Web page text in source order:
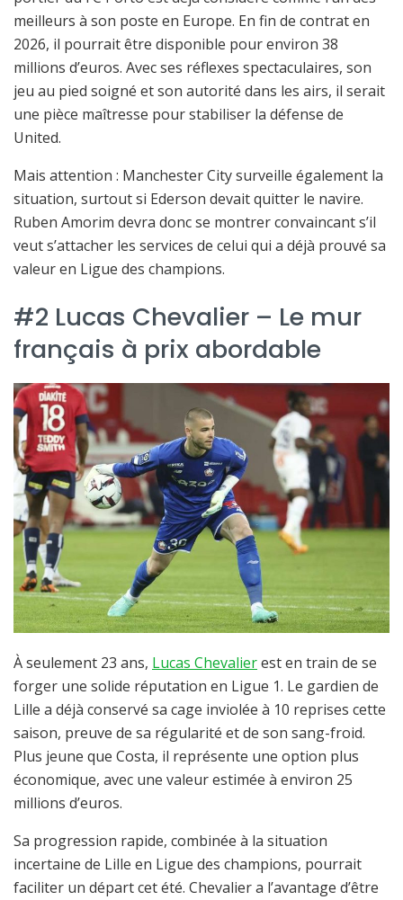
meilleurs à son poste en Europe. En fin de contrat en
2026, il pourrait être disponible pour environ 38
millions d’euros. Avec ses réflexes spectaculaires, son
jeu au pied soigné et son autorité dans les airs, il serait
une pièce maîtresse pour stabiliser la défense de
United.
Mais attention : Manchester City surveille également la
situation, surtout si Ederson devait quitter le navire.
Ruben Amorim devra donc se montrer convaincant s’il
veut s’attacher les services de celui qui a déjà prouvé sa
valeur en Ligue des champions.
#2 Lucas Chevalier – Le mur
français à prix abordable
À seulement 23 ans, Lucas Chevalierest en train de se
forger une solide réputation en Ligue 1. Le gardien de
Lille a déjà conservé sa cage inviolée à 10 reprises cette
saison, preuve de sa régularité et de son sang-froid.
Plus jeune que Costa, il représente une option plus
économique, avec une valeur estimée à environ 25
millions d’euros.
Sa progression rapide, combinée à la situation
incertaine de Lille en Ligue des champions, pourrait
faciliter un départ cet été. Chevalier a l’avantage d’être